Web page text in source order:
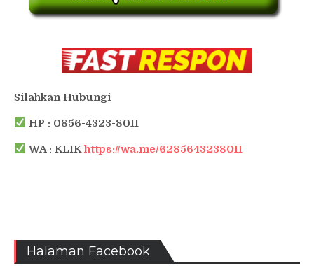
Silahkan Hubungi
HP : 0856-4323-8011
WA : KLIKhttps://wa.me/6285643238011
Halaman Facebook